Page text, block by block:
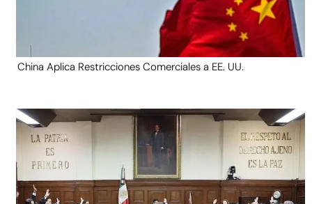
China Aplica Restricciones Comerciales a EE. UU.